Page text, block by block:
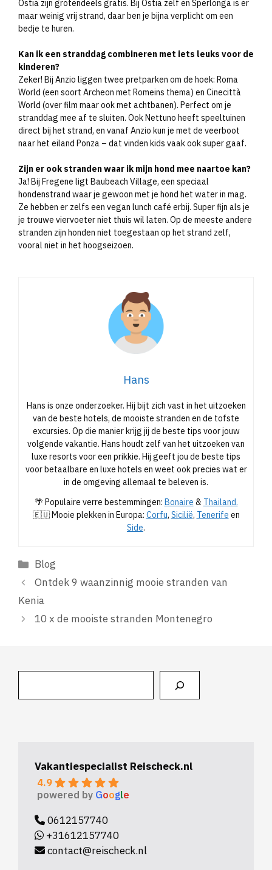
Ostia zijn grotendeels gratis. Bij Ostia zelf en Sperlonga is er
maar weinig vrij strand, daar ben je bijna verplicht om een
bedje te huren.
Kan ik een stranddag combineren met iets leuks voor de
kinderen?
Zeker! Bij Anzio liggen twee pretparken om de hoek: Roma
World (een soort Archeon met Romeins thema) en Cinecittà
World (over film maar ook met achtbanen). Perfect om je
stranddag mee af te sluiten. Ook Nettuno heeft speeltuinen
direct bij het strand, en vanaf Anzio kun je met de veerboot
naar het eiland Ponza – dat vinden kids vaak ook super gaaf.
Zijn er ook stranden waar ik mijn hond mee naartoe kan?
Ja! Bij Fregene ligt Baubeach Village, een speciaal
hondenstrand waar je gewoon met je hond het water in mag.
Ze hebben er zelfs een vegan lunch café erbij. Super fijn als je
je trouwe viervoeter niet thuis wil laten. Op de meeste andere
stranden zijn honden niet toegestaan op het strand zelf,
vooral niet in het hoogseizoen.
Hans
Hans is onze onderzoeker. Hij bijt zich vast in het uitzoeken
van de beste hotels, de mooiste stranden en de tofste
excursies. Op die manier krijg jij de beste tips voor jouw
volgende vakantie. Hans houdt zelf van het uitzoeken van
luxe resorts voor een prikkie. Hij geeft jou de beste tips
voor betaalbare en luxe hotels en weet ook precies wat er
in de omgeving allemaal te beleven is.
🌴 Populaire verre bestemmingen: Bonaire & Thailand.
🇪🇺 Mooie plekken in Europa: Corfu, Sicilië, Tenerife en
Side.
Categorieën
Blog
Ontdek 9 waanzinnig mooie stranden van
Kenia
10 x de mooiste stranden Montenegro
Vakantiespecialist Reischeck.nl
4.9
powered by Google
0612157740
+31612157740
contact@reischeck.nl